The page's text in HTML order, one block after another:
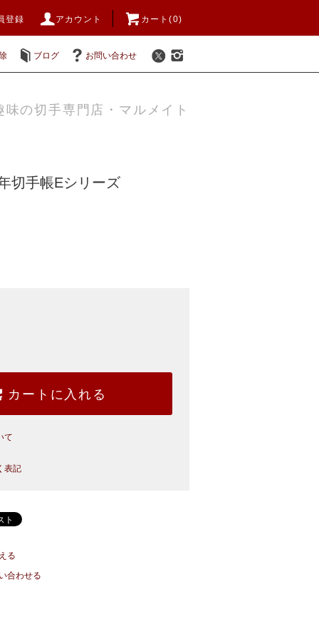
登録 アカウント カート(0)
ブログ お問い合わせ
味の切手専門店・マルメイト
切手帳Eシリーズ
カートに入れる
て
表記
る
合わせる